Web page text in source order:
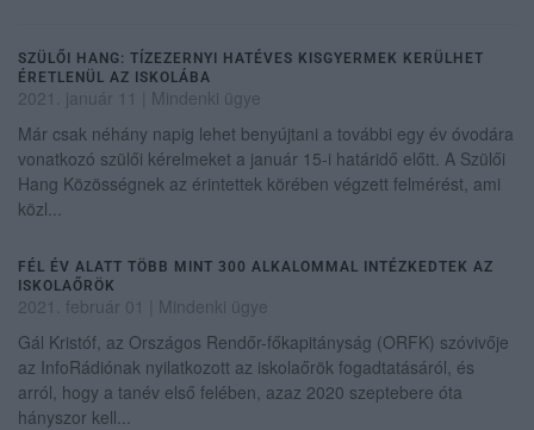
SZÜLŐI HANG: TÍZEZERNYI HATÉVES KISGYERMEK KERÜLHET
ÉRETLENÜL AZ ISKOLÁBA
2021. január 11
Mindenki ügye
Már csak néhány napig lehet benyújtani a további egy év óvodára
vonatkozó szülői kérelmeket a január 15-i határidő előtt. A Szülői
Hang Közösségnek az érintettek körében végzett felmérést, ami
közl...
FÉL ÉV ALATT TÖBB MINT 300 ALKALOMMAL INTÉZKEDTEK AZ
ISKOLAŐRÖK
2021. február 01
Mindenki ügye
Gál Kristóf, az Országos Rendőr-főkapitányság (ORFK) szóvivője
az InfoRádiónak nyilatkozott az iskolaőrök fogadtatásáról, és
arról, hogy a tanév első felében, azaz 2020 szeptebere óta
hányszor kell...